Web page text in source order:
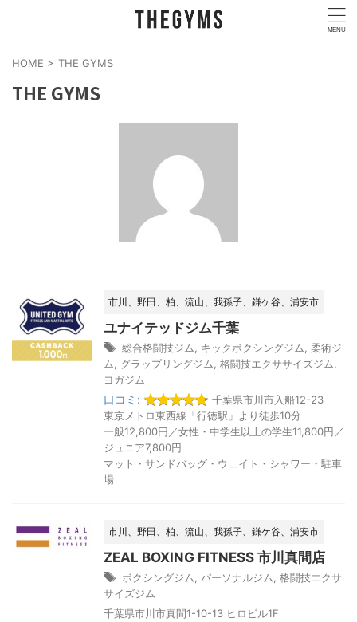
HOME > THE GYMS
THE GYMS
市川、野田、柏、流山、我孫子、鎌ケ谷、浦安市
ユナイテッドジム千葉
総合格闘技ジム キックボクシングジム
柔術ジ
ム
グラップリングジム 格闘技エクササイズジム
ヨガジム
口コミ:
千葉県市川市入船12-23
東京メトロ東西線「行徳駅」より徒歩10分
一般12,800円／女性・中学生以上の学生11,800円／
ジュニア7,800円
マット・サンドバッグ・ウェイト・シャワー・駐車
場
市川、野田、柏、流山、我孫子、鎌ケ谷、浦安市
ZEAL BOXING FITNESS 市川真間店
ボクシングジム パーソナルジム
格闘技エクサ
サイズジム
千葉県市川市真間1-10-13 ヒロビル1F